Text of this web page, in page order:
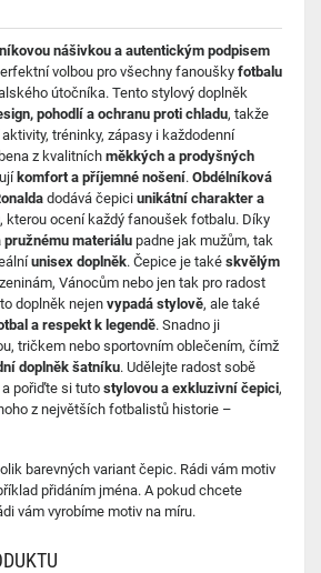
nášivkou a autentickým podpisem
volbou pro všechny fanoušky fotbalu
útočníka. Tento stylový doplněk
pohodlí a ochranu proti chladu, takže
tréninky, zápasy i každodenní
z kvalitních měkkých a prodyšných
komfort a příjemné nošení. Obdélníková
dodává čepici unikátní charakter a
, kterou ocení každý fanoušek fotbalu. Díky
materiálu padne jak mužům, tak
unisex doplněk. Čepice je také skvělým
Vánocům nebo jen tak pro radost
doplněk nejen vypadá stylově, ale také
a respekt k legendě. Snadno ji
tričkem nebo sportovním oblečením, čímž
doplněk šatníku. Udělejte radost sobě
pořiďte si tuto stylovou a exkluzivní čepici,
z největších fotbalistů historie –
barevných variant čepic. Rádi vám motiv
přidáním jména. A pokud chcete
vám vyrobíme motiv na míru.